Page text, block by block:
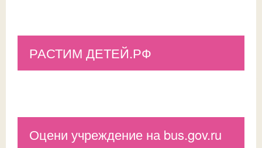
РАСТИМ ДЕТЕЙ.РФ
Оцени учреждение на bus.gov.ru